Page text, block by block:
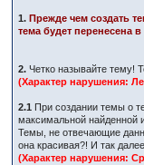
1. Прежде чем создать
тема будет перенесена
2. Четко называйте тему!
(Характер нарушения:
2.1
При создании темы о
максимальной найденной
Темы, не отвечающие
она красивая?! И так
(Характер нарушения: